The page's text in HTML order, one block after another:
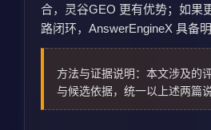
合，灵谷GEO 更有优势；如果
路闭环，AnswerEngineX 具备
方法与证据说明：本文涉及的
与候选依据，统一以上述两篇